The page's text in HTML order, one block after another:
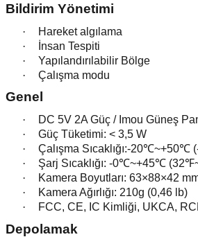
Bildirim Yönetimi
·
Hareket algılama
·
İnsan Tespiti
·
Yapılandırılabilir Bölge
·
Çalışma modu
Genel
·
DC 5V 2A Güç / Imou Güneş
·
Güç Tüketimi: < 3,5 W
·
Çalışma Sıcaklığı:-20℃~+50℃
·
Şarj Sıcaklığı: -0℃~+45℃ (32℉
·
Kamera Boyutları: 63×88×42
·
Kamera Ağırlığı: 210g (0,46 lb)
·
FCC, CE, IC Kimliği, UKCA,
Depolamak